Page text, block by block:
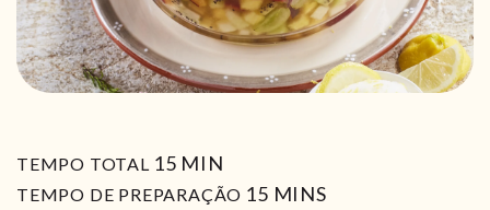
TEMPO TOTAL 15MIN
MIN
TEMPO DE PREPARAÇÃO 15MIN
MINS